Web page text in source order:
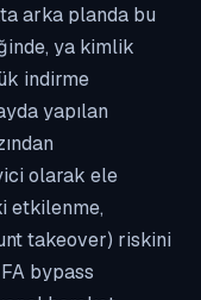
arka planda bu
ya kimlik
indirme
yapılan
olarak ele
etkilenme,
takeover) riskini
bypass